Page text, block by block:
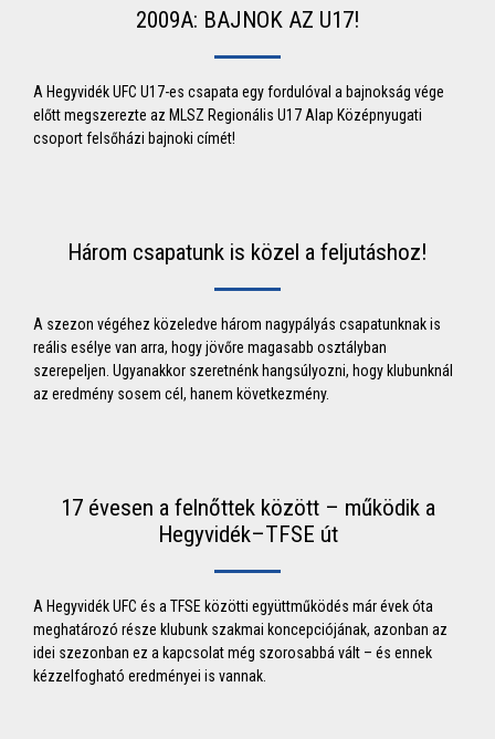
2009A: BAJNOK AZ U17!
A Hegyvidék UFC U17-es csapata egy fordulóval a bajnokság vége
előtt megszerezte az MLSZ Regionális U17 Alap Középnyugati
csoport felsőházi bajnoki címét!
Három csapatunk is közel a feljutáshoz!
A szezon végéhez közeledve három nagypályás csapatunknak is
reális esélye van arra, hogy jövőre magasabb osztályban
szerepeljen. Ugyanakkor szeretnénk hangsúlyozni, hogy klubunknál
az eredmény sosem cél, hanem következmény.
17 évesen a felnőttek között – működik a
Hegyvidék–TFSE út
A Hegyvidék UFC és a TFSE közötti együttműködés már évek óta
meghatározó része klubunk szakmai koncepciójának, azonban az
idei szezonban ez a kapcsolat még szorosabbá vált – és ennek
kézzelfogható eredményei is vannak.